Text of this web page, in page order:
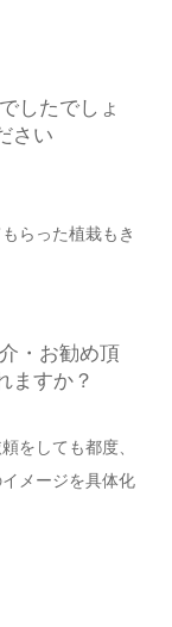
したでしょ
さい
らった植栽もき
・お勧め頂
ますか？
をしても都度、
メージを具体化